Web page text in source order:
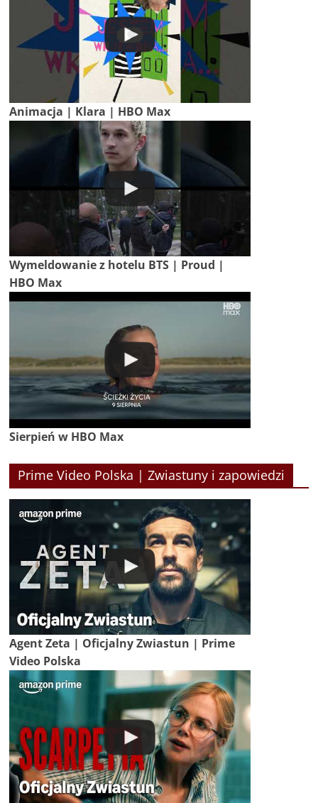
Animacja | Klara | HBO Max
Wymeldowanie z hotelu BTS | Proud |
HBO Max
Sierpień w HBO Max
Prime Video Polska | Zwiastuny i zapowiedzi
Agent Zeta | Oficjalny Zwiastun | Prime
Video Polska